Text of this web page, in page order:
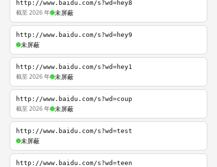
http://www.baidu.com/s?wd=hey8
截至 2026 年 未屏蔽
http://www.baidu.com/s?wd=hey9
未屏蔽
http://www.baidu.com/s?wd=hey1
截至 2026 年 未屏蔽
http://www.baidu.com/s?wd=coup
截至 2026 年 未屏蔽
http://www.baidu.com/s?wd=test
未屏蔽
http://www.baidu.com/s?wd=teen